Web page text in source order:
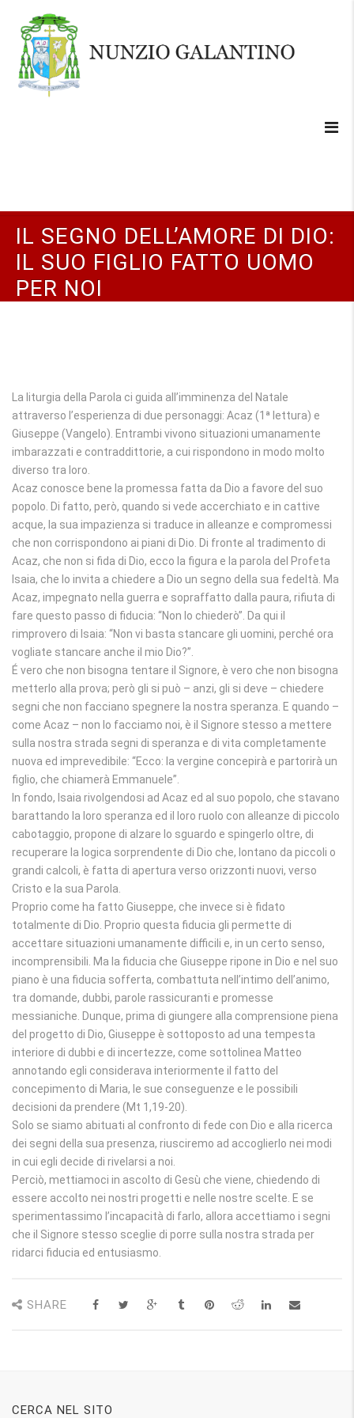
IL SEGNO DELL’AMORE DI DIO:
IL SUO FIGLIO FATTO UOMO
PER NOI
La liturgia della Parola ci guida all’imminenza del Natale
attraverso l’esperienza di due personaggi: Acaz (1ª lettura) e
Giuseppe (Vangelo). Entrambi vivono situazioni umanamente
imbarazzati e contraddittorie, a cui rispondono in modo molto
diverso tra loro.
Acaz conosce bene la promessa fatta da Dio a favore del suo
popolo. Di fatto, però, quando si vede accerchiato e in cattive
acque, la sua impazienza si traduce in alleanze e compromessi
che non corrispondono ai piani di Dio. Di fronte al tradimento di
Acaz, che non si fida di Dio, ecco la figura e la parola del Profeta
Isaia, che lo invita a chiedere a Dio un segno della sua fedeltà. Ma
Acaz, impegnato nella guerra e sopraffatto dalla paura, rifiuta di
fare questo passo di fiducia: “Non lo chiederò”. Da qui il
rimprovero di Isaia: “Non vi basta stancare gli uomini, perché ora
vogliate stancare anche il mio Dio?”.
É vero che non bisogna tentare il Signore, è vero che non bisogna
metterlo alla prova; però gli si può – anzi, gli si deve – chiedere
segni che non facciano spegnere la nostra speranza. E quando –
come Acaz – non lo facciamo noi, è il Signore stesso a mettere
sulla nostra strada segni di speranza e di vita completamente
nuova ed imprevedibile: “Ecco: la vergine concepirà e partorirà un
figlio, che chiamerà Emmanuele”.
In fondo, Isaia rivolgendosi ad Acaz ed al suo popolo, che stavano
barattando la loro speranza ed il loro ruolo con alleanze di piccolo
cabotaggio, propone di alzare lo sguardo e spingerlo oltre, di
recuperare la logica sorprendente di Dio che, lontano da piccoli o
grandi calcoli, è fatta di apertura verso orizzonti nuovi, verso
Cristo e la sua Parola.
Proprio come ha fatto Giuseppe, che invece si è fidato
totalmente di Dio. Proprio questa fiducia gli permette di
accettare situazioni umanamente difficili e, in un certo senso,
incomprensibili. Ma la fiducia che Giuseppe ripone in Dio e nel suo
piano è una fiducia sofferta, combattuta nell’intimo dell’animo,
tra domande, dubbi, parole rassicuranti e promesse
messianiche. Dunque, prima di giungere alla comprensione piena
del progetto di Dio, Giuseppe è sottoposto ad una tempesta
interiore di dubbi e di incertezze, come sottolinea Matteo
annotando egli considerava interiormente il fatto del
concepimento di Maria, le sue conseguenze e le possibili
decisioni da prendere (Mt 1,19-20).
Solo se siamo abituati al confronto di fede con Dio e alla ricerca
dei segni della sua presenza, riusciremo ad accoglierlo nei modi
in cui egli decide di rivelarsi a noi.
Perciò, mettiamoci in ascolto di Gesù che viene, chiedendo di
essere accolto nei nostri progetti e nelle nostre scelte. E se
sperimentassimo l’incapacità di farlo, allora accettiamo i segni
che il Signore stesso sceglie di porre sulla nostra strada per
ridarci fiducia ed entusiasmo.
SHARE
CERCA NEL SITO